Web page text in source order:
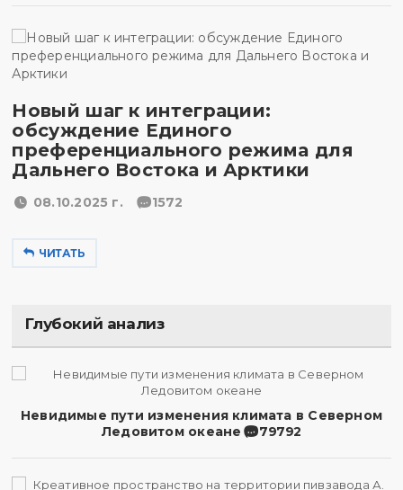
Новый шаг к интеграции:
обсуждение Единого
преференциального режима для
Дальнего Востока и Арктики
08.10.2025 г. 1572
ЧИТАТЬ
Глубокий анализ
Невидимые пути изменения климата в Северном
Ледовитом океане
79792